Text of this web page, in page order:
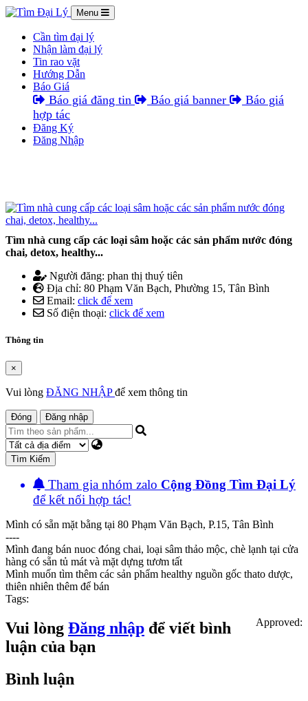
Menu
Cần tìm đại lý
Nhận làm đại lý
Tin rao vặt
Hướng Dẫn
Báo Giá
Báo giá đăng tin Báo giá banner
Báo giá
hợp tác
Đăng Ký
Đăng Nhập
Tìm nhà cung cấp các loại sâm hoặc các sản phẩm nước đóng
chai, detox, healthy...
Người đăng: phan thị thuý tiên
Địa chỉ: 80 Phạm Văn Bạch, Phường 15, Tân Bình
Email: click để xem
Số điện thoại: click để xem
Thông tin
×
Vui lòng ĐĂNG NHẬPđể xem thông tin
Đóng Đăng nhập
Tìm Kiếm
Tham gia nhóm zalo Cộng Đồng Tìm Đại Lý
để kết nối hợp tác!
Mình có sẵn mặt bằng tại 80 Phạm Văn Bạch, P.15, Tân Bình
----
Mình đang bán nuoc đóng chai, loại sâm thảo mộc, chè lạnh tại cửa
hàng có sẵn tủ mát và mặt dựng tươm tất
Mình muốn tìm thêm các sản phẩm healthy nguồn gốc thato dược,
thiên nhiên thêm để bán
Tags:
Approved:
Vui lòng Đăng nhập để viết bình
luận của bạn
Bình luận